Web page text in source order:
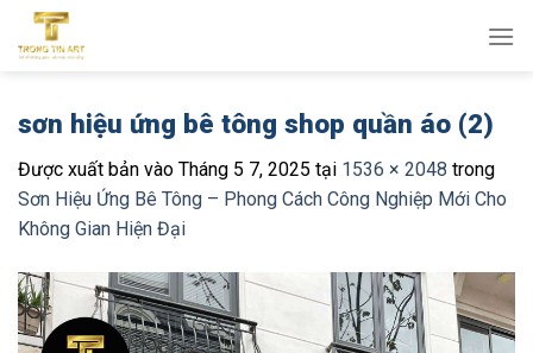
qua
sơn hiệu ứng bê tông shop quần áo (2)
Được xuất bản vào Tháng 5 7, 2025 tại 1536 × 2048 trong
Sơn Hiệu Ứng Bê Tông – Phong Cách Công Nghiệp Mới Cho
Không Gian Hiện Đại